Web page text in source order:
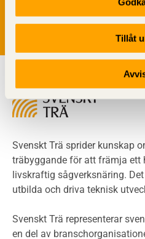
Tillåt
Riskvärdering i
Kontroll av utförande
LCA
Miljödeklarationer och
Termer och förkortningar
Planering
Klimatkalkylator hallar
Projektering av trähus -
Svenskt Trä sprider kunskap
träbyggande för att främja ett
livskraftig sågverksnäring.
utbilda och driva teknisk
Svenskt Trä representerar
en del av